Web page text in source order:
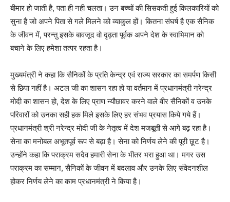
बीमार हो जाती है, पता ही नही चलता। उन बच्चों की सिसकती हुई किलकारियों को
सुना है जो अपने पिता से गले मिलने को व्याकुल हों। कितना संघर्ष है एक सैनिक
के जीवन में, परन्तु इसके बावजूद वो दृढ़ता पूर्वक अपने देश के स्वाभिमान को
बचाने के लिए हमेशा तत्पर रहता है।
मुख्यमंत्री ने कहा कि सैनिकों के प्रति केन्द्र एवं राज्य सरकार का समर्पण किसी
से छिपा नहीं है। अटल जी का शासन रहा हो या वर्तमान में प्रधानमंत्री नरेन्द्र
मोदी का शासन हो, देश के लिए प्राण न्यौछावर करने वाले वीर सैनिकों व उनके
परिवारों को उनका सही हक मिले इसके लिए हर संभव प्रयास किये गये हैं।
प्रधानमंत्री श्री नरेन्द्र मोदी जी के नेतृत्व में देश मजबूती से आगे बढ़ रहा है।
सेना का मनोबल अभूतपूर्व रूप से बढ़ा है। सेना को निर्णय लेने की पूरी छूट है।
उन्होंने कहा कि पराक्रम सदैव हमारी सेना के भीतर भरा हुआ था। मगर उस
पराक्रम का सम्मान, सैनिकों के जीवन में बदलाव और उनके लिए संवेदनशील
होकर निर्णय लेने का काम प्रधानमंत्री ने किया है।